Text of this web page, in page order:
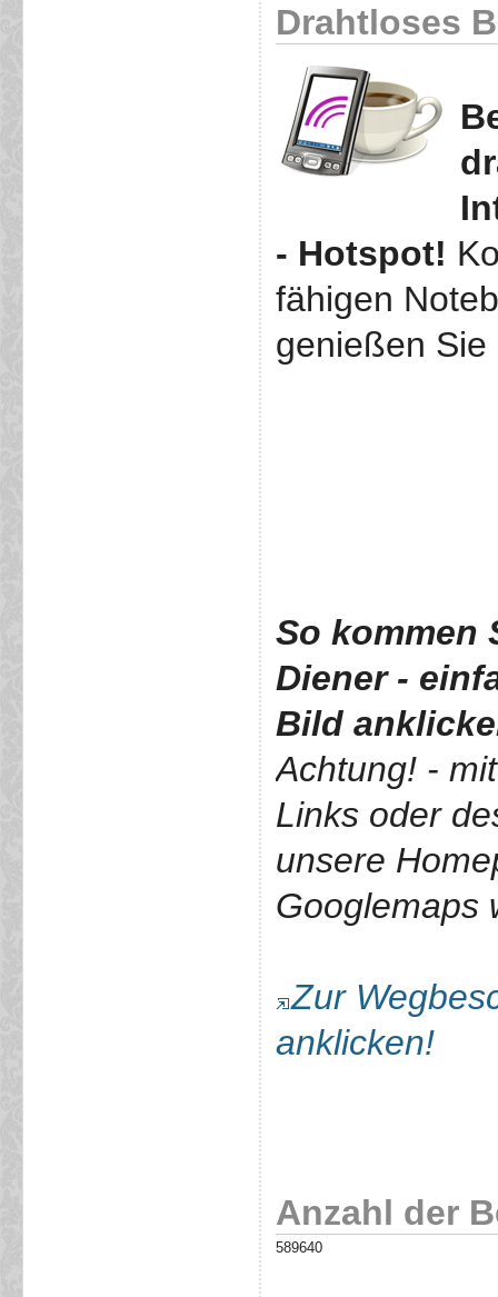
Drahtloses
- Hotspot!
fähigen
genießen
So kommen
Diener -
Bild
Achtung! -
Links oder
unsere
Googlemaps
Zur
anklicken!
Anzahl der
589640